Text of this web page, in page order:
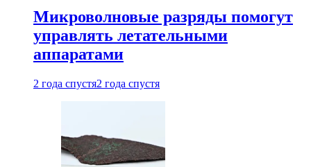
Микроволновые разряды помогут
управлять летательными
аппаратами
2 года спустя2 года спустя